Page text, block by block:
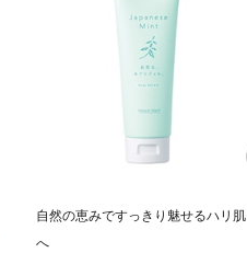
自然の恵みですっきり魅せるハリ肌
へ